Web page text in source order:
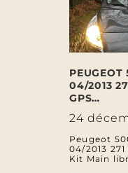
PEUGEOT
04/2013
GPS…
24
Peugeot
04/2013
Kit Main